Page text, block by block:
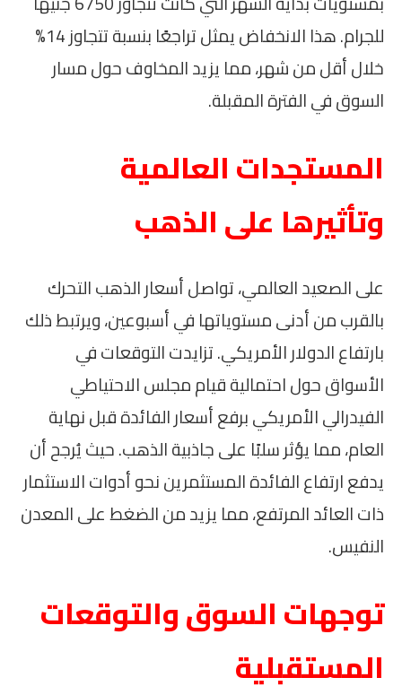
للجرام. هذا الانخفاض يمثل تراجعًا بنسبة تتجاوز 14%
خلال أقل من شهر، مما يزيد المخاوف حول مسار
السوق في الفترة المقبلة.
المستجدات العالمية
وتأثيرها على الذهب
على الصعيد العالمي، تواصل أسعار الذهب التحرك
بالقرب من أدنى مستوياتها في أسبوعين، ويرتبط ذلك
بارتفاع الدولار الأمريكي. تزايدت التوقعات في
الأسواق حول احتمالية قيام مجلس الاحتياطي
الفيدرالي الأمريكي برفع أسعار الفائدة قبل نهاية
العام، مما يؤثر سلبًا على جاذبية الذهب. حيث يُرجح أن
يدفع ارتفاع الفائدة المستثمرين نحو أدوات الاستثمار
ذات العائد المرتفع، مما يزيد من الضغط على المعدن
النفيس.
توجهات السوق والتوقعات
المستقبلية